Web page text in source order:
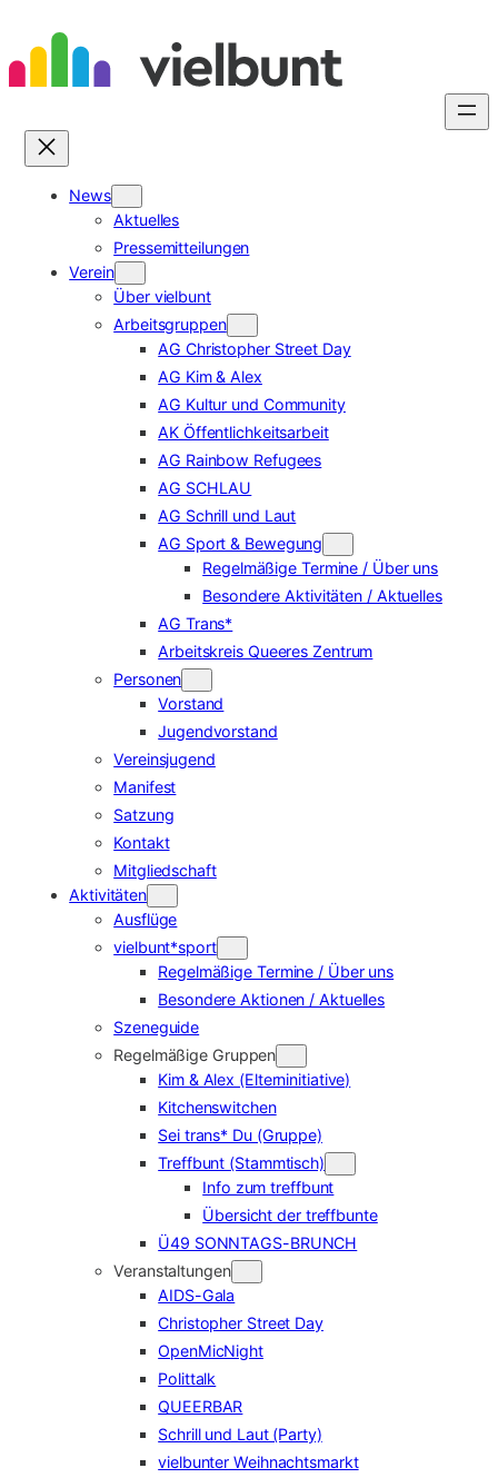
Inhalt
springen
News
Aktuelles
Pressemitteilungen
Verein
Über vielbunt
Arbeitsgruppen
AG Christopher Street Day
AG Kim & Alex
AG Kultur und Community
AK Öffentlichkeitsarbeit
AG Rainbow Refugees
AG SCHLAU
AG Schrill und Laut
AG Sport & Bewegung
Regelmäßige Termine / Über uns
Besondere Aktivitäten / Aktuelles
AG Trans*
Arbeitskreis Queeres Zentrum
Personen
Vorstand
Jugendvorstand
Vereinsjugend
Manifest
Satzung
Kontakt
Mitgliedschaft
Aktivitäten
Ausflüge
vielbunt*sport
Regelmäßige Termine / Über uns
Besondere Aktionen / Aktuelles
Szeneguide
Regelmäßige Gruppen
Kim & Alex (Elterninitiative)
Kitchenswitchen
Sei trans* Du (Gruppe)
Treffbunt (Stammtisch)
Info zum treffbunt
Übersicht der treffbunte
Ü49 SONNTAGS-BRUNCH
Veranstaltungen
AIDS-Gala
Christopher Street Day
OpenMicNight
Polittalk
QUEERBAR
Schrill und Laut (Party)
vielbunter Weihnachtsmarkt